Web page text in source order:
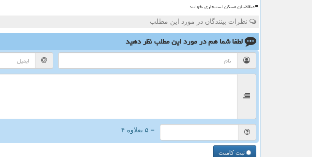
متقاضیان مسکن استیجاری بخوانند
نظرات بینندگان در مورد این مطلب
لطفا شما همدر مورد این مطلبنظر دهید
= ۵ بعلاوه ۴
ثبت کامنت